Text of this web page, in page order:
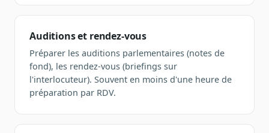
Presse
Auditions et rendez-vous
Préparer les auditions parlementaires (notes de
fond), les rendez-vous (briefings sur
l'interlocuteur). Souvent en moins d'une heure de
préparation par RDV.